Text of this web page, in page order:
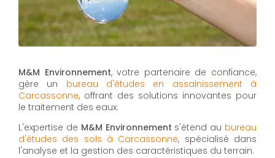
M&M Environnement, votre partenaire de confiance,
gère un bureau d'études en assainissement à
Carcassonne, offrant des solutions innovantes pour
le traitement des eaux.
L'expertise de M&M Environnement s'étend au bureau
d'études des sols à Carcassonne, spécialisé dans
l'analyse et la gestion des caractéristiques du terrain.